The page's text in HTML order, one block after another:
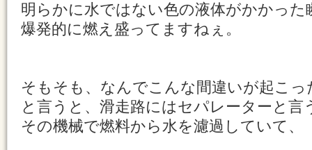
明らかに水ではない色の液体がかかった
爆発的に燃え盛ってますねぇ。
そもそも、なんでこんな間違いが起こっ
と言うと、滑走路にはセパレーターと言
その機械で燃料から水を濾過していて、